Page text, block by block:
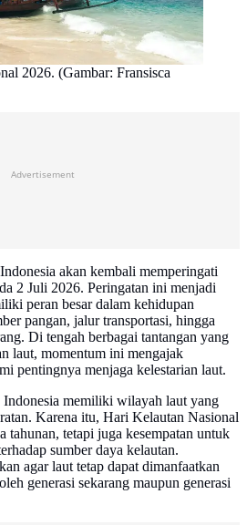
2026. (Gambar: Fransisca
Advertisement
Indonesia akan kembali memperingati
2 Juli 2026. Peringatan ini menjadi
peran besar dalam kehidupan
pangan, jalur transportasi, hingga
Di tengah berbagai tantangan yang
laut, momentum ini mengajak
pentingnya menjaga kelestarian laut.
Indonesia memiliki wilayah laut yang
Karena itu, Hari Kelautan Nasional
tahunan, tetapi juga kesempatan untuk
sumber daya kelautan.
agar laut tetap dapat dimanfaatkan
generasi sekarang maupun generasi